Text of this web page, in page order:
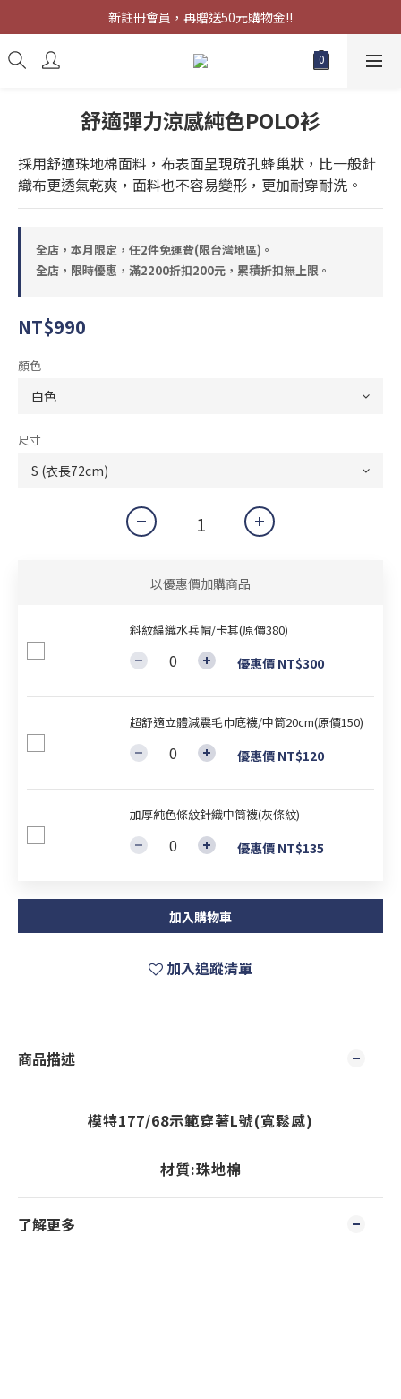
限時優惠，滿2200折扣200元，累積折扣無上限。
新註冊會員，再贈送50元購物金!!
限時優惠，滿2200折扣200元，累積折扣無上限。
舒適彈力涼感純色POLO衫
採用舒適珠地棉面料，布表面呈現疏孔蜂巢狀，比一般針
織布更透氣乾爽，面料也不容易變形，更加耐穿耐洗。
全店，本月限定，任2件免運費(限台灣地區)。
全店，限時優惠，滿2200折扣200元，累積折扣無上限。
NT$990
顏色
尺寸
以優惠價加購商品
斜紋編織水兵帽/卡其(原價380)
優惠價 NT$300
超舒適立體減震毛巾底襪/中筒20cm(原價150)
優惠價 NT$120
加厚純色條紋針織中筒襪(灰條紋)
優惠價 NT$135
加入購物車
加入追蹤清單
商品描述
模特177/68示範穿著L號(寬鬆感)
材質:珠地棉
了解更多